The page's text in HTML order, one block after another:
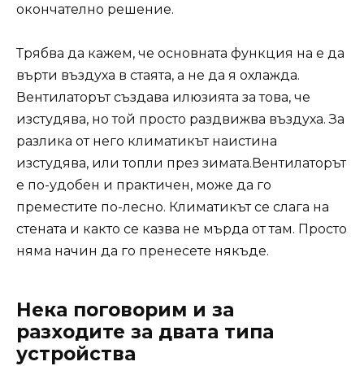
окончателно решение.
Трябва да кажем, че основната функция на е да
върти въздуха в стаята, а не да я охлажда.
Вентилаторът създава илюзията за това, че
изстудява, но той просто раздвижва въздуха. За
разлика от него климатикът наистина
изстудява, или топли през зимата.Вентилаторът
е по-удобен и практичен, може да го
преместите по-лесно. Климатикът се слага на
стената и както се казва не мърда от там. Просто
няма начин да го пренесете някъде.
Нека поговорим и за
разходите за двата типа
устройства